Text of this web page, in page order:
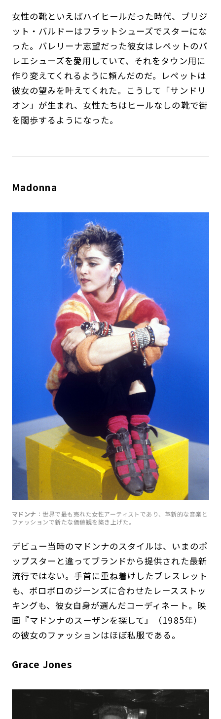
女性の靴といえばハイヒールだった時代、ブリジ
ット・バルドーはフラットシューズでスターにな
った。バレリーナ志望だった彼女はレペットのバ
レエシューズを愛用していて、それをタウン用に
作り変えてくれるように頼んだのだ。レペットは
彼女の望みを叶えてくれた。こうして「サンドリ
オン」が生まれ、女性たちはヒールなしの靴で街
を闊歩するようになった。
Madonna
マドンナ ：世界で最も売れた女性アーティストであり、革新的な音楽と
ファッションで新たな価値観を築き上げた。
デビュー当時のマドンナのスタイルは、いまのポ
ップスターと違ってブランドから提供された最新
流行ではない。手首に重ね着けしたブレスレット
も、ボロボロのジーンズに合わせたレースストッ
キングも、彼女自身が選んだコーディネート。映
画『マドンナのスーザンを探して』（1985年）
の彼女のファッションはほぼ私服である。
Grace Jones